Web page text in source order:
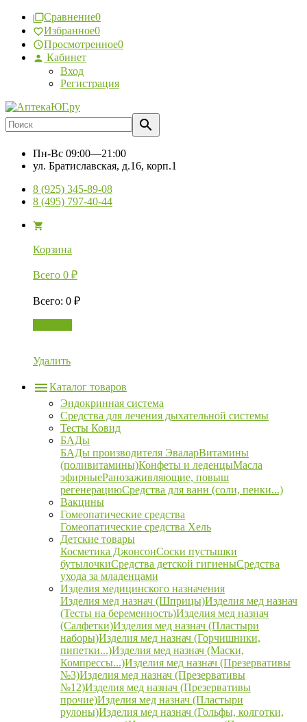
Сравнение0
Избранное0
Просмотренное0
Кабинет
Вход
Регистрация
Пн-Вс 09:00—21:00
ул. Братиславская, д.16, корп.1
8 (925) 345-89-08
8 (495) 797-40-44
Корзина
Всего 0 ₽
Всего: 0 ₽
Удалить
Каталог товаров
Эндокринная система
Средства для лечения дыхательной системы
Тесты Ковид
БАДы
БАДы производителя ЭваларВитамины
(поливитамины)Конфеты и леденцыМасла
эфирныеРанозаживляющие, повыш
регенерациюСредства для ванн (соли, пенки...)
Вакцины
Гомеопатические средства
Гомеопатические средства Хель
Детские товары
Косметика ДжонсонСоски пустышки
бутылочкиСредства детской гигиеныСредства
ухода за младенцами
Изделия медицинского назначения
Изделия мед назнач (Шприцы)Изделия мед назнач
(Тесты на беременность)Изделия мед назнач
(Салфетки)Изделия мед назнач (Пластыри
наборы)Изделия мед назнач (Горчишники,
пипетки...)Изделия мед назнач (Маски,
Компрессы...)Изделия мед назнач (Презервативы
№3)Изделия мед назнач (Презервативы
№12)Изделия мед назнач (Презервативы
прочие)Изделия мед назнач (Пластыри
рулоны)Изделия мед назнач (Гольфы, колготки,